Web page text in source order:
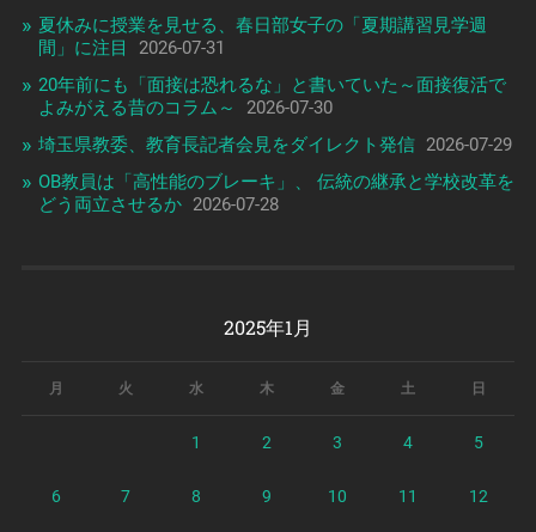
夏休みに授業を見せる、春日部女子の「夏期講習見学週
間」に注目
2026-07-31
20年前にも「面接は恐れるな」と書いていた～面接復活で
よみがえる昔のコラム～
2026-07-30
埼玉県教委、教育長記者会見をダイレクト発信 2026-07-29
OB教員は「高性能のブレーキ」、 伝統の継承と学校改革を
どう両立させるか 2026-07-28
2025年1月
月 火 水 木 金 土 日
1 2 3 4 5
6 7 8 9 10 11 12